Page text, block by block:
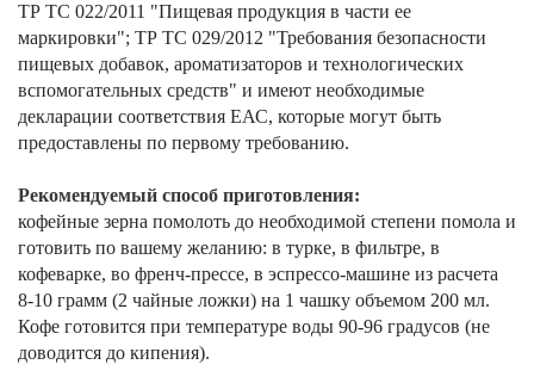
ТР ТС 022/2011 "Пищевая продукция в части ее
маркировки"; ТР ТС 029/2012 "Требования безопасности
пищевых добавок, ароматизаторов и технологических
вспомогательных средств" и имеют необходимые
декларации соответствия ЕАС, которые могут быть
предоставлены по первому требованию.
Рекомендуемый способ приготовления:
кофейные зерна помолоть до необходимой степени помола и
готовить по вашему желанию: в турке, в фильтре, в
кофеварке, во френч-прессе, в эспрессо-машине из расчета
8-10 грамм (2 чайные ложки) на 1 чашку объемом 200 мл.
Кофе готовится при температуре воды 90-96 градусов (не
доводится до кипения).